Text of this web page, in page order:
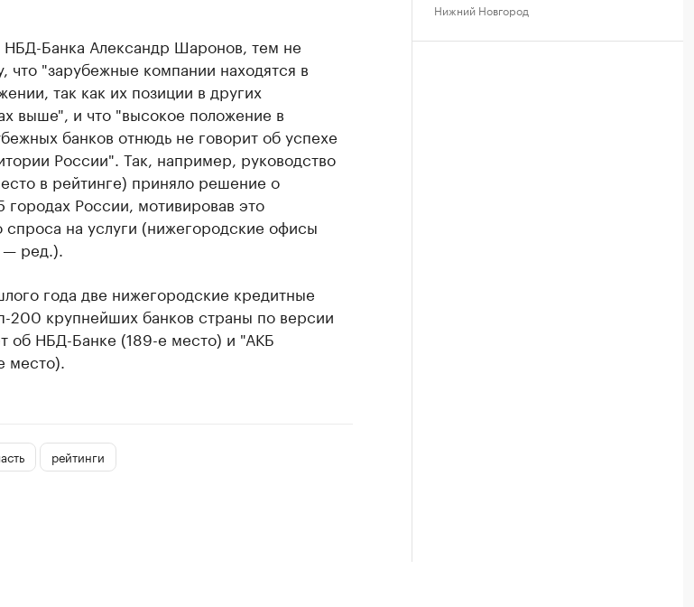
НБД-Банка Александр Шаронов, тем не
что "зарубежные компании находятся в
так как их позиции в других
выше", и что "высокое положение в
банков отнюдь не говорит об успехе
России". Так, например, руководство
в рейтинге) приняло решение о
России, мотивировав это
спроса на услуги (нижегородские офисы
ред.).
года две нижегородские кредитные
200 крупнейших банков страны по версии
об НБД-Банке (189-е место) и "АКБ
место).
рейтинги
Нижний Новгород